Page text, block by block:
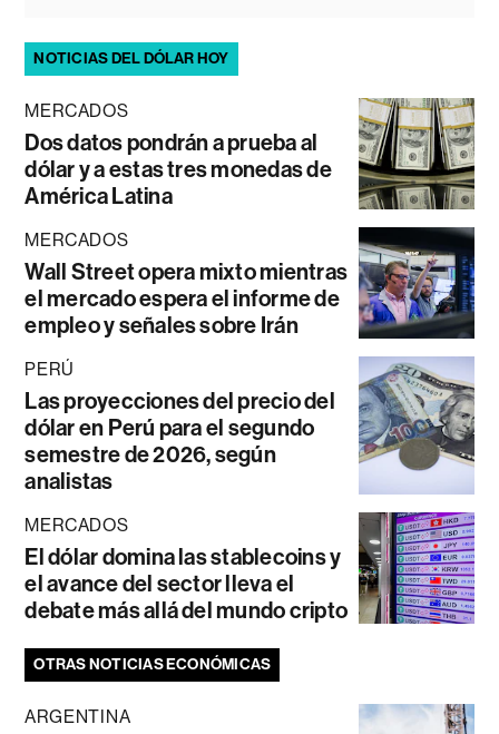
NOTICIAS DEL DÓLAR HOY
MERCADOS
Dos datos pondrán a prueba al
dólar y a estas tres monedas de
América Latina
MERCADOS
Wall Street opera mixto mientras
el mercado espera el informe de
empleo y señales sobre Irán
PERÚ
Las proyecciones del precio del
dólar en Perú para el segundo
semestre de 2026, según
analistas
MERCADOS
El dólar domina las stablecoins y
el avance del sector lleva el
debate más allá del mundo cripto
OTRAS NOTICIAS ECONÓMICAS
ARGENTINA